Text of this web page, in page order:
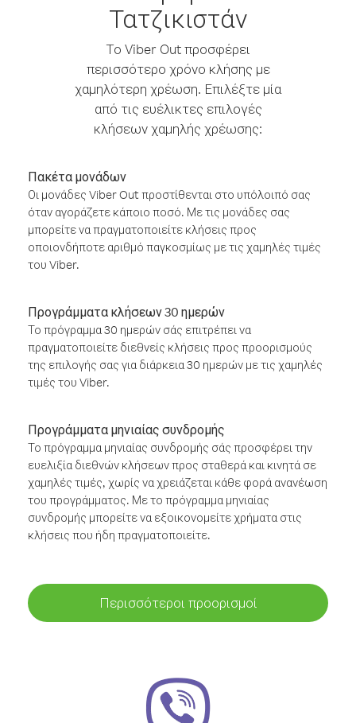
Τατζικιστάν
Το Viber Out προσφέρει
περισσότερο χρόνο κλήσης με
χαμηλότερη χρέωση. Επιλέξτε μία
από τις ευέλικτες επιλογές
κλήσεων χαμηλής χρέωσης:
Πακέτα μονάδων
Οι μονάδες Viber Out προστίθενται στο υπόλοιπό σας
όταν αγοράζετε κάποιο ποσό. Με τις μονάδες σας
μπορείτε να πραγματοποιείτε κλήσεις προς
οποιονδήποτε αριθμό παγκοσμίως με τις χαμηλές τιμές
του Viber.
Προγράμματα κλήσεων 30 ημερών
Το πρόγραμμα 30 ημερών σάς επιτρέπει να
πραγματοποιείτε διεθνείς κλήσεις προς προορισμούς
της επιλογής σας για διάρκεια 30 ημερών με τις χαμηλές
τιμές του Viber.
Προγράμματα μηνιαίας συνδρομής
Το πρόγραμμα μηνιαίας συνδρομής σάς προσφέρει την
ευελιξία διεθνών κλήσεων προς σταθερά και κινητά σε
χαμηλές τιμές, χωρίς να χρειάζεται κάθε φορά ανανέωση
του προγράμματος. Με το πρόγραμμα μηνιαίας
συνδρομής μπορείτε να εξοικονομείτε χρήματα στις
κλήσεις που ήδη πραγματοποιείτε.
Περισσότεροι προορισμοί